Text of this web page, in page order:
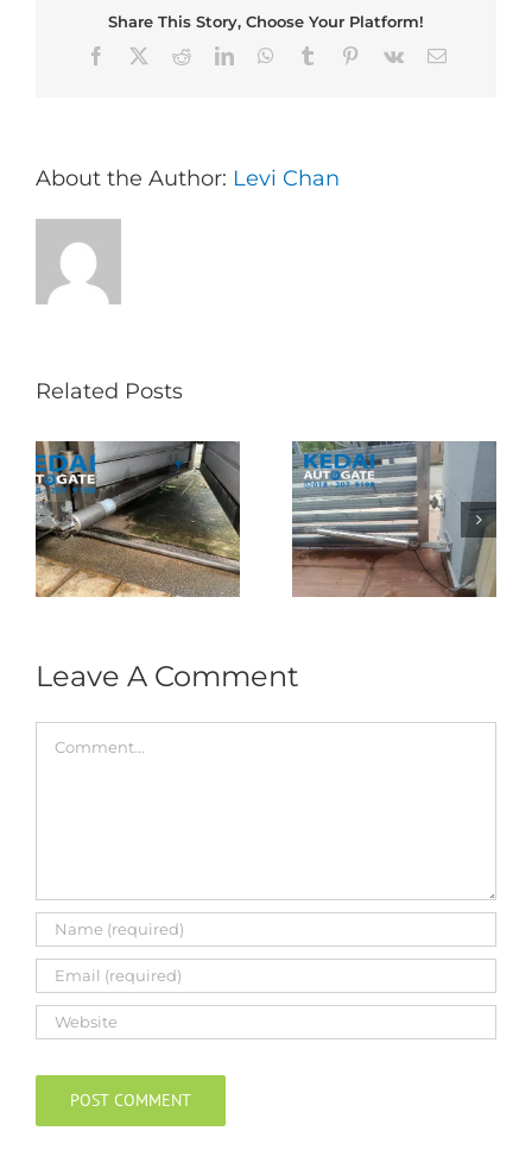
Share This Story, Choose Your Platform!
Facebook
RedditLinkedInWhatsApp
Tumblr Pinterest
Vk Email
About the Author: Levi Chan
Related Posts
Autogate USJ –
Tukar 1 Unit OAE
333A Arm
Autogate
Folding Auto Gate
Repair in Puncak
Jalil – Auto Gate
Roller & Arm
Replacement
Leave A Comment